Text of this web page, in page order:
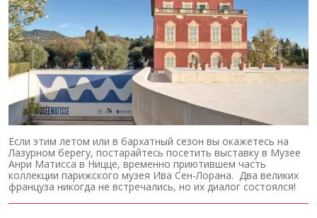
Если этим летом или в бархатный сезон вы окажетесь на
Лазурном берегу, постарайтесь посетить выставку в Музее
Анри Матисса в Ницце, временно приютившем часть
коллекции парижского музея Ива Сен-Лорана. Два великих
француза никогда не встречались, но их диалог состоялся!